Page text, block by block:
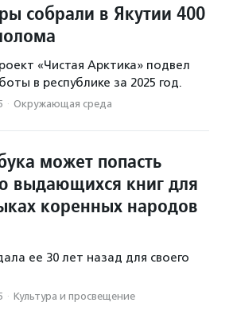
собрали в Якутии 400
«Чистая Арктика» подвел
в республике за 2025 год.
· Окружающая среда
может попасть
выдающихся книг для
коренных народов
ее 30 лет назад для своего
· Культура и просвещение